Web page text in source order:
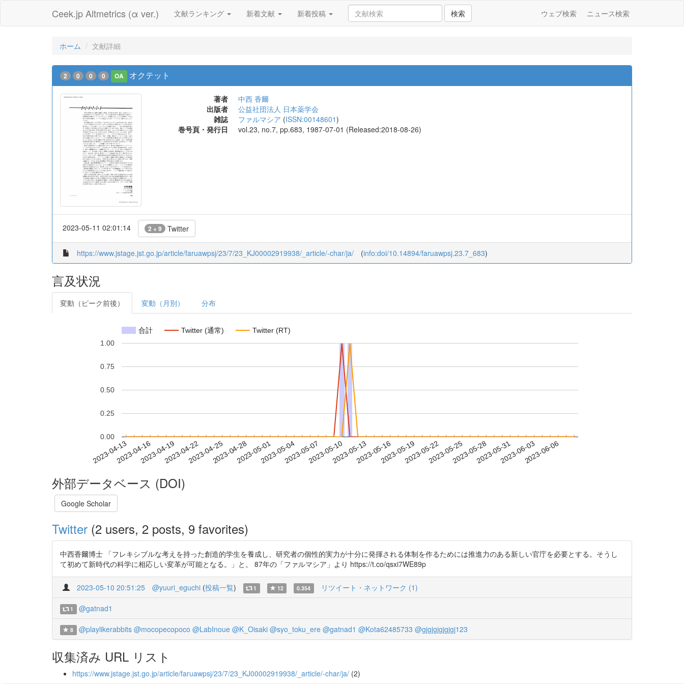
Ceek.jp Altmetrics (α ver.) 文献ランキング 新着文献 新着投稿 検索 ウェブ検索 ニュース検索
ホーム 文献詳細
2 0 0 0 OA オクテット
著者
中西 香爾
出版者
公益社団法人 日本薬学会
雑誌
ファルマシア (ISSN:00148601)
巻号頁・発行日
vol.23, no.7, pp.683, 1987-07-01 (Released:2018-08-26)
2023-05-11 02:01:14 2 + 9 Twitter
https://www.jstage.jst.go.jp/article/faruawpsj/23/7/23_KJ00002919938/_article/-char/ja/ (info:doi/10.14894/faruawpsj.23.7_683)
言及状況
変動（ピーク前後） 変動（月別） 分布
合計 Twitter (通常) Twitter (RT)
2023-04-132023-04-162023-04-192023-04-222023-04-252023-04-282023-05-012023-05-042023-05-072023-05-102023-05-132023-05-162023-05-192023-05-222023-05-252023-05-282023-05-312023-06-032023-06-06
0.00
0.25
0.50
0.75
1.00
外部データベース (DOI)
Google Scholar
Twitter (2 users, 2 posts, 9 favorites)
中西香爾博士 「フレキシブルな考えを持った創造的学生を養成し、研究者の個性的実力が十分に発揮される体制を作るためには推進力のある新しい官庁を必要とする。そうし
て初めて新時代の科学に相応しい変革が可能となる。」と。 87年の「ファルマシア」より https://t.co/qsxi7WE89p
2023-05-10 20:51:25 @yuuri_eguchi (投稿一覧) 1 12 0.354 リツイート・ネットワーク (1)
1 @gatnad1
8 @playlikerabbits @mocopecopoco @LabInoue @K_Oisaki @syo_toku_ere @gatnad1 @Kota62485733 @gjgjgjgjgjgj123
収集済み URL リスト
https://www.jstage.jst.go.jp/article/faruawpsj/23/7/23_KJ00002919938/_article/-char/ja/ (2)